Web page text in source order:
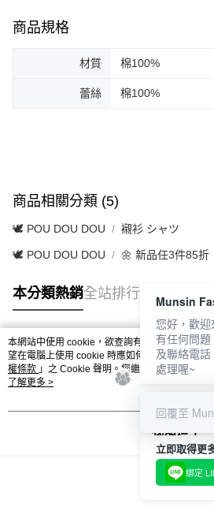
商品規格
材質 棉100%
蕾絲 棉100%
商品相關分類 (5)
🕊️ POU DOU DOU 襯衫 シャツ
🕊️ POU DOU DOU 🌼 新品任3件85折
本分類熱銷全站排行
熱門標籤
本網站中使用 cookie，欲查詢有關本網站使用
望在電腦上使用 cookie 時應如何變更電腦的
權條款 」之 Cookie 聲明。您繼續使用本網站即
用條款之 Cookie 聲明使用 cookie。
了解更多 >
我知道了
立即取得更
綁定
Munsin
您好，歡迎
有任何問
及聯絡電
處理喔~
回覆至